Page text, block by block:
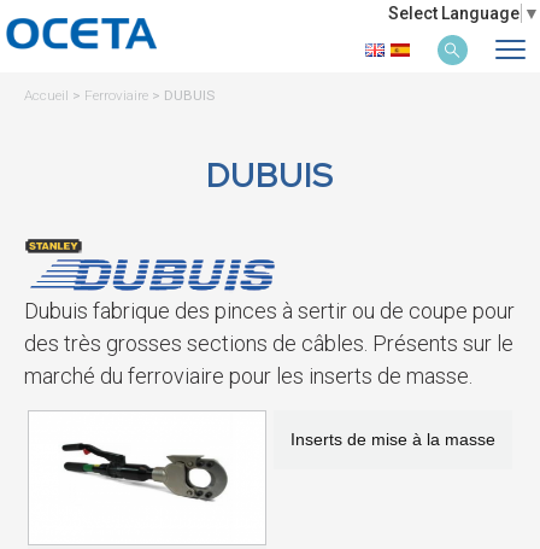
Select Language ▼
Accueil > Ferroviaire > DUBUIS
DUBUIS
Dubuis fabrique des pinces à sertir ou de coupe pour
des très grosses sections de câbles. Présents sur le
marché du ferroviaire pour les inserts de masse.
Inserts de mise à la masse